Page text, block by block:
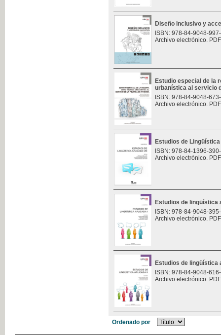
Diseño inclusivo y
ISBN: 978-84-9048-
Archivo electrónico.
Estudio especial de la
urbanística al servicio
ISBN: 978-84-9048-
Archivo electrónico.
Estudios de
ISBN: 978-84-1396-
Archivo electrónico.
Estudios de lingüística
ISBN: 978-84-9048-
Archivo electrónico.
Estudios de lingüística
ISBN: 978-84-9048-
Archivo electrónico.
Ordenado por